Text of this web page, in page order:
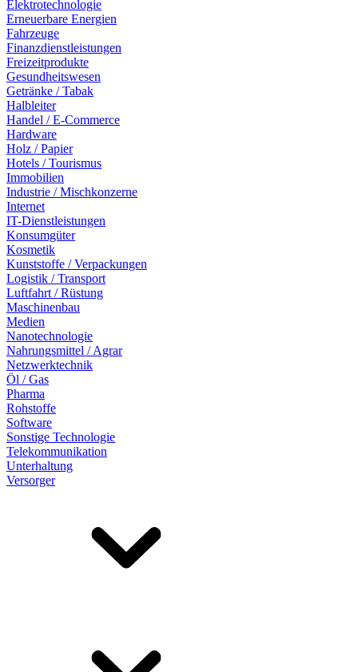
Elektrotechnologie
Erneuerbare Energien
Fahrzeuge
Finanzdienstleistungen
Freizeitprodukte
Gesundheitswesen
Getränke / Tabak
Halbleiter
Handel / E-Commerce
Hardware
Holz / Papier
Hotels / Tourismus
Immobilien
Industrie / Mischkonzerne
Internet
IT-Dienstleistungen
Konsumgüter
Kosmetik
Kunststoffe / Verpackungen
Logistik / Transport
Luftfahrt / Rüstung
Maschinenbau
Medien
Nanotechnologie
Nahrungsmittel / Agrar
Netzwerktechnik
Öl / Gas
Pharma
Rohstoffe
Software
Sonstige Technologie
Telekommunikation
Unterhaltung
Versorger